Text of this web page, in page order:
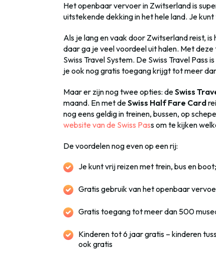
Het openbaar vervoer in Zwitserland is
uitstekende dekking in het hele land. Je
Als je lang en vaak door Zwitserland reist, is
daar ga je veel voordeel uit halen. Met
Swiss Travel System. De Swiss Travel Pass
je ook nog gratis toegang krijgt tot meer
Maar er zijn nog twee opties: deSwiss
maand. En met deSwiss Half Fare Card
nog eens geldig in treinen, bussen, op
website van de Swiss Pass om te kijken
De voordelen nog even op een rij:
Je kunt vrij reizenmet trein, bus en
Gratis gebruik van het openbaar
Gratis toegang tot meer dan 500
Kinderen tot 6 jaar gratis – kinderen
ook gratis